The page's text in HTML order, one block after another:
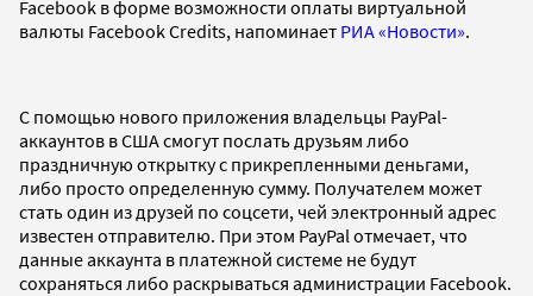
Facebook в форме возможности оплаты виртуальной
валюты FacebookCredits, напоминает РИА «Новости».
С помощью нового приложения владельцы PayPal-
аккаунтов в США смогут послать друзьям либо
праздничную открытку с прикрепленными деньгами,
либо просто определенную сумму. Получателем может
стать один из друзей по соцсети, чей электронный адрес
известен отправителю. При этом PayPal отмечает, что
данные аккаунта в платежной системе не будут
сохраняться либо раскрываться администрации Facebook.